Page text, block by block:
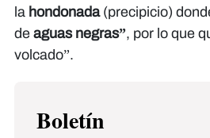
la hondonada(precipicio)
de aguas negras”, por lo que
volcado”.
Boletín